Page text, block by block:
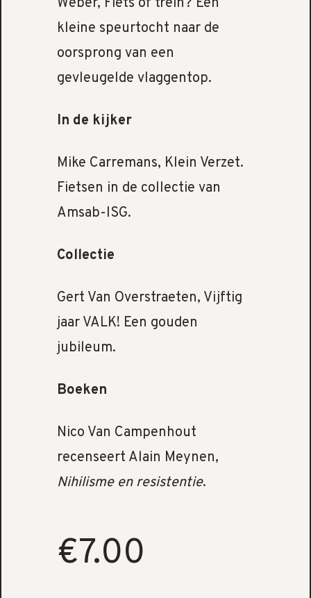
kleine speurtocht naar de
oorsprong van een
gevleugelde vlaggentop.
In de kijker
Mike Carremans, Klein Verzet.
Fietsen in de collectie van
Amsab-ISG.
Collectie
Gert Van Overstraeten, Vijftig
jaar VALK! Een gouden
jubileum.
Boeken
Nico Van Campenhout
recenseert Alain Meynen,
Nihilisme en resistentie.
€7.00